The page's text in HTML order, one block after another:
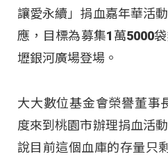
讓愛永續」捐血嘉年華活
應，目標為募集1萬5000
壢銀河廣場登場。​
大大數位基金會榮譽董事
度來到桃園市辦理捐血活
說目前這個血庫的存量只